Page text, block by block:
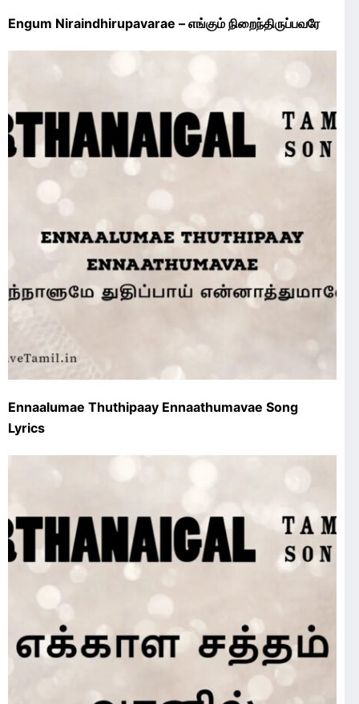
Engum Niraindhirupavarae – எங்கும் நிறைந்திருப்பவரே
Ennaalumae Thuthipaay Ennaathumavae Song
Lyrics